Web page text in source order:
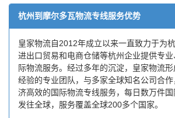
杭州到摩尔多瓦物流专线服务优势
皇家物流自2012年成立以来一直致力于为
进出口贸易和电商仓储等杭州企业提供专
际物流服务。经过多年的沉淀，皇家物流
经验的专业团队，与多家全球知名公司合
济高效的国际物流专线服务，每日数万件
发往全球，服务覆盖全球200多个国家。